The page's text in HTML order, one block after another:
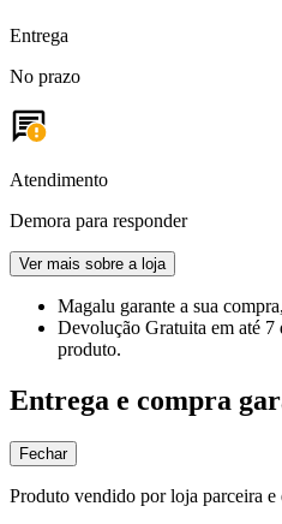
Entrega
No prazo
Atendimento
Demora para responder
Ver mais sobre a loja
Magalu garante a sua
Devolução Gratuita em até 7
produto.
Entrega e compra
Fechar
Produto vendido por loja parceira e